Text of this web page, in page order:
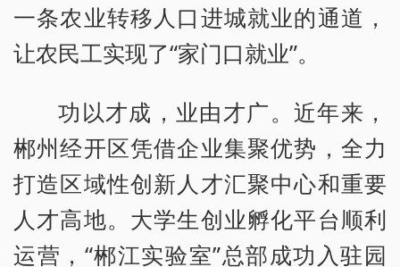
一条农业转移人口进城就业的通道，
让农民工实现了“家门口就业”。
功以才成，业由才广。近年来，
郴州经开区凭借企业集聚优势，全力
打造区域性创新人才汇聚中心和重要
人才高地。大学生创业孵化平台顺利
运营，“郴江实验室”总部成功入驻园